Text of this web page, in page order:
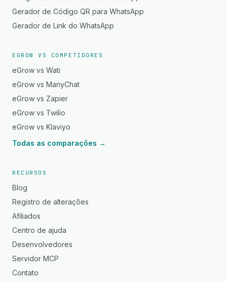
Gerador de Código QR para WhatsApp
Gerador de Link do WhatsApp
EGROW VS COMPETIDORES
eGrow vs Wati
eGrow vs ManyChat
eGrow vs Zapier
eGrow vs Twilio
eGrow vs Klaviyo
Todas as comparações →
RECURSOS
Blog
Registro de alterações
Afiliados
Centro de ajuda
Desenvolvedores
Servidor MCP
Contato